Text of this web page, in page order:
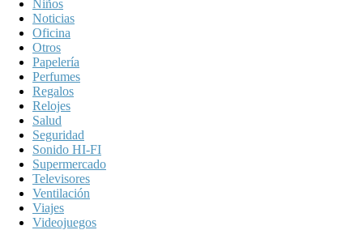
Niños
Noticias
Oficina
Otros
Papelería
Perfumes
Regalos
Relojes
Salud
Seguridad
Sonido HI-FI
Supermercado
Televisores
Ventilación
Viajes
Videojuegos